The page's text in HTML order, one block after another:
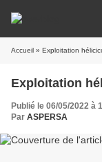
Accueil » Exploitation
Exploitation
Publié le 06/05/2022 à
Par ASPERSA